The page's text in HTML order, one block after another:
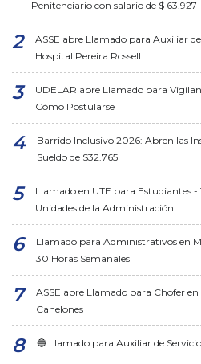
Penitenciario con salario de $ 63.927
ASSE abre Llamado para Auxiliar
Hospital Pereira Rossell
UDELAR abre Llamado para
Cómo Postularse
Barrido Inclusivo 2026: Abren las
Sueldo de $32.765
Llamado en UTE para Estudiantes -
Unidades de la Administración
Llamado para Administrativos en
30 Horas Semanales
ASSE abre Llamado para Chofer
Canelones
🔵 Llamado para Auxiliar de